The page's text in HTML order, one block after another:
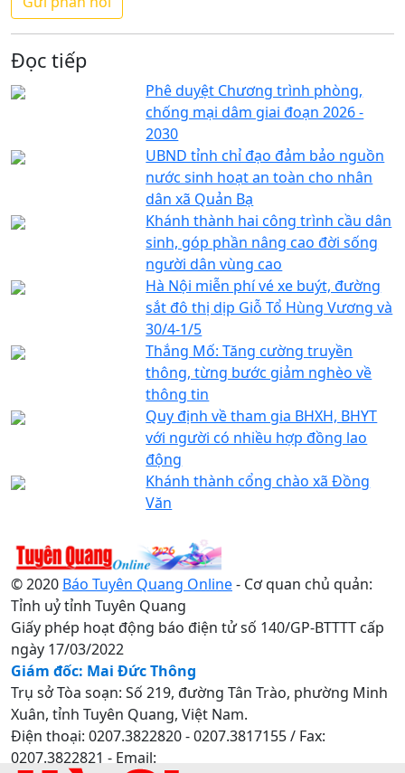
Đọc tiếp
Phê duyệt Chương trình phòng,
chống mại dâm giai đoạn 2026 -
2030
UBND tỉnh chỉ đạo đảm bảo nguồn
nước sinh hoạt an toàn cho nhân
dân xã Quản Bạ
Khánh thành hai công trình cầu dân
sinh, góp phần nâng cao đời sống
người dân vùng cao
Hà Nội miễn phí vé xe buýt, đường
sắt đô thị dịp Giỗ Tổ Hùng Vương và
30/4-1/5
Thắng Mố: Tăng cường truyền
thông, từng bước giảm nghèo về
thông tin
Quy định về tham gia BHXH, BHYT
với người có nhiều hợp đồng lao
động
Khánh thành cổng chào xã Đồng
Văn
© 2020 Báo Tuyên Quang Online- Cơ quan chủ quản:
Tỉnh uỷ tỉnh Tuyên Quang
Giấy phép hoạt động báo điện tử số 140/GP-BTTTT cấp
ngày 17/03/2022
Giám đốc: Mai Đức Thông
Trụ sở Tòa soạn: Số 219, đường Tân Trào, phường Minh
Xuân, tỉnh Tuyên Quang, Việt Nam.
Điện thoại: 0207.3822820 - 0207.3817155 / Fax:
0207.3822821 - Email: